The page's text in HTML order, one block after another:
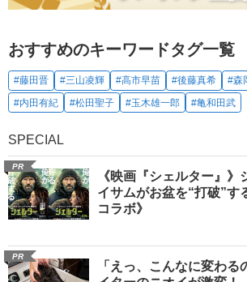
おすすめのキーワードタグ一覧
#藤田晋 #三山凌輝 #高市早苗 #後藤真希 #森
#内田有紀
#松田聖子 #玉木雄一郎 #亀和田武
SPECIAL
PR
《映画『シェルター』
イサムがお盆を“打破”す
コラボ》
PR
「えっ、こんなに変わる